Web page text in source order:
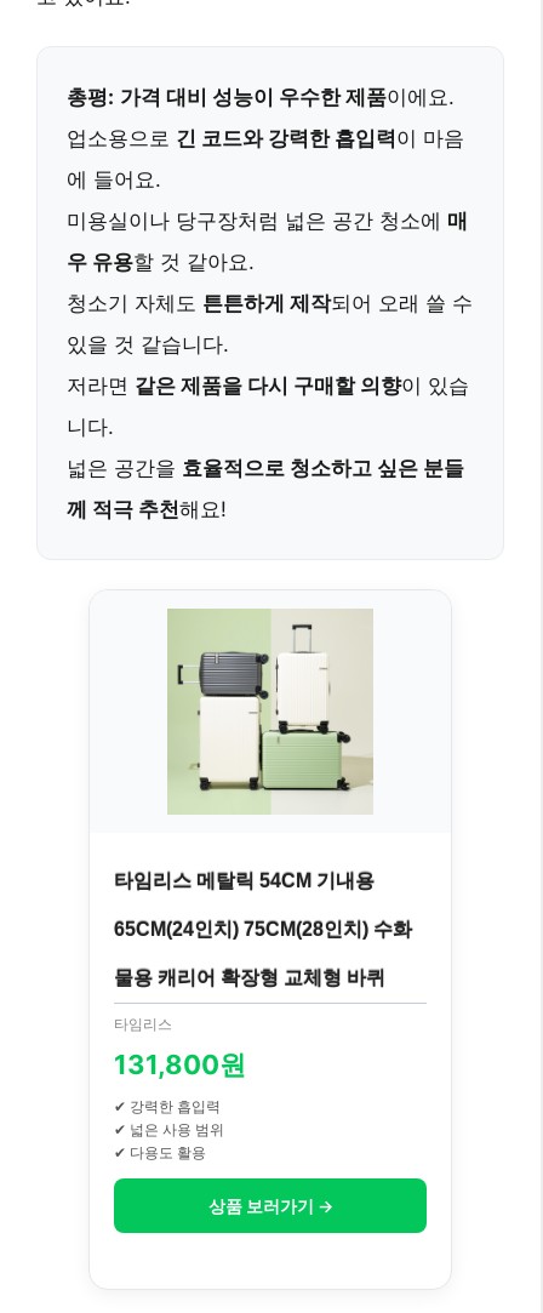
총평: 가격 대비 성능이 우수한 제품이에요.
업소용으로 긴 코드와 강력한 흡입력이 마음
에 들어요.
미용실이나 당구장처럼 넓은 공간 청소에 매
우 유용할 것 같아요.
청소기 자체도 튼튼하게 제작되어 오래 쓸 수
있을 것 같습니다.
저라면 같은 제품을 다시 구매할 의향이 있습
니다.
넓은 공간을 효율적으로 청소하고 싶은 분들
께 적극 추천해요!
타임리스 메탈릭 54CM 기내용
65CM(24인치) 75CM(28인치) 수화
물용 캐리어 확장형 교체형 바퀴
타임리스
131,800원
✔ 강력한 흡입력
✔ 넓은 사용 범위
✔ 다용도 활용
상품 보러가기 →